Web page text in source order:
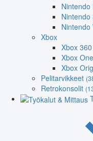
Nintendo
Nintendo
Nintendo
Xbox
Xbox 360
Xbox
Xbox
Pelitarvikkeet
Retrokonsolit